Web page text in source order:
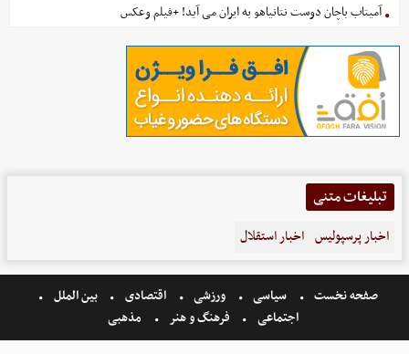
آمیتاب باچان دوست نتانیاهو به ایران می آید! +فیلم وعکس
تبلیغات متنی
اخبار پرسپولیس اخبار استقلال
صفحه نخست سیاسی ورزشی اقتصادی
بین الملل
اجتماعی
فرهنگ و هنر مذهبی